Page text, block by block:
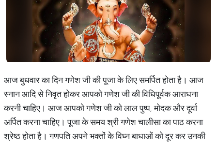
आज बुधवार का दिन गणेश जी की पूजा के लिए समर्पित होता है। आज
स्नान आदि से निवृत होकर आपको गणेश जी की विधिपूर्वक आराधना
करनी चाहिए। आज आपको गणेश जी को लाल पुष्प, मोदक और दूर्वा
अर्पित करना चाहिए। पूजा के समय श्री गणेश चालीसा का पाठ करना
श्रेष्ठ होता है। गणपति अपने भक्तों के विघ्न बाधाओं को दूर कर उनकी